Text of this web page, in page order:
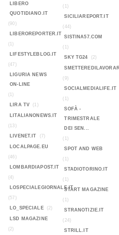
LIBERO
QUOTIDIANO.IT
(90)
LIBEROREPORTER.IT
(1)
LIFESTYLEBLOG.IT
(47)
LIGURIA NEWS
ON-LINE
(1)
LIRA TV
(1)
LITALIANONEWS.IT
(13)
LIVENET.IT
(7)
LOCALPAGE.EU
(46)
LOMBARDIAPOST.IT
(4)
LOSPECIALEGIORNALE.IT
(57)
LO_SPECIALE
(2)
LSD MAGAZINE
(2)
(1)
SICILIAREPORT.IT
(44)
SISTINA57.COM
(1)
SKY TG24
(2)
(9)
SOCIALMEDIALIFE.IT
(1)
SOFÀ -
TRIMESTRALE
DEI SEN...
(1)
SPOT AND WEB
(1)
STADIOTORINO.IT
(1)
START MAGAZINE
(1)
STRANOTIZIE.IT
(24)
STRILL.IT